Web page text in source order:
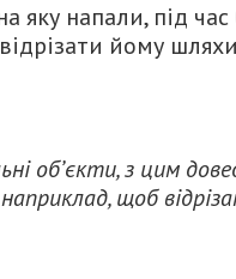
яку напали, під
йому
об’єкти, з цим
щоб